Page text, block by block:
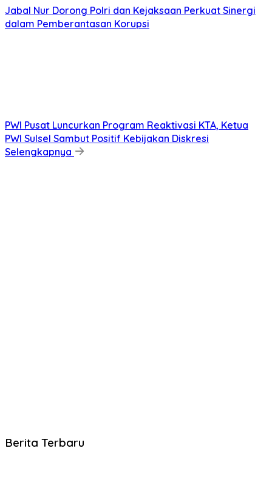
Jabal Nur Dorong Polri dan Kejaksaan Perkuat Sinergi
dalam Pemberantasan Korupsi
PWI Pusat Luncurkan Program Reaktivasi KTA, Ketua
PWI Sulsel Sambut Positif Kebijakan Diskresi
Selengkapnya
Berita Terbaru